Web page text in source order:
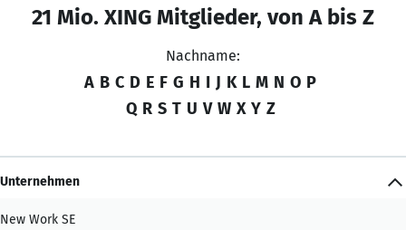
21 Mio. XING Mitglieder, von A bis Z
Nachname:
A B C D E F G H I J K L M N O P
Q R S T U V W X Y Z
Unternehmen
New Work SE